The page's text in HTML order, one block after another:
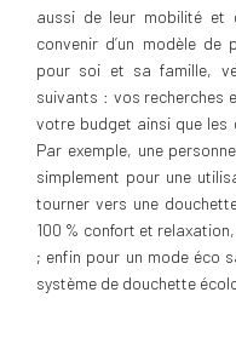
aussi de leur mobilité et
convenir d’un modèle
pour soi et sa famille,
suivants : vos recherches
votre budget ainsi que les
Par exemple, une
simplement pour une
tourner vers une
100 % confort et
; enfin pour un mode éco
système de douchette